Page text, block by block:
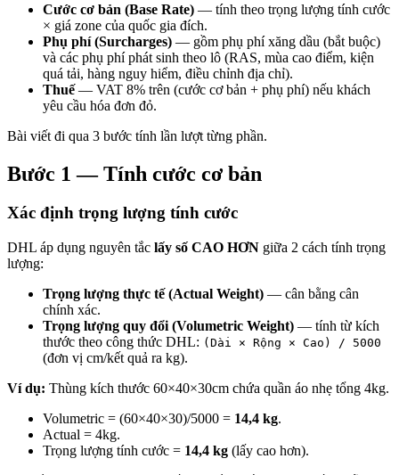
Cước cơ bản (Base Rate) — tính theo trọng lượng tính cước
× giá zone của quốc gia đích.
Phụ phí (Surcharges) — gồm phụ phí xăng dầu (bắt buộc)
và các phụ phí phát sinh theo lô (RAS, mùa cao điểm, kiện
quá tải, hàng nguy hiểm, điều chỉnh địa chỉ).
Thuế— VAT 8% trên (cước cơ bản + phụ phí) nếu khách
yêu cầu hóa đơn đỏ.
Bài viết đi qua 3 bước tính lần lượt từng phần.
Bước 1 — Tính cước cơ bản
Xác định trọng lượng tính cước
DHL áp dụng nguyên tắc lấy số CAO HƠN giữa 2 cách tính trọng
lượng:
Trọng lượng thực tế (Actual Weight) — cân bằng cân
chính xác.
Trọng lượng quy đổi (Volumetric Weight) — tính từ kích
thước theo công thức DHL: (Dài × Rộng × Cao) / 5000
(đơn vị cm/kết quả ra kg).
Ví dụ: Thùng kích thước 60×40×30cm chứa quần áo nhẹ tổng 4kg.
Volumetric = (60×40×30)/5000 = 14,4 kg.
Actual = 4kg.
Trọng lượng tính cước = 14,4 kg (lấy cao hơn).